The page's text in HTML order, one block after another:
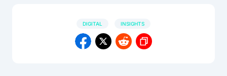
DIGITAL INSIGHTS